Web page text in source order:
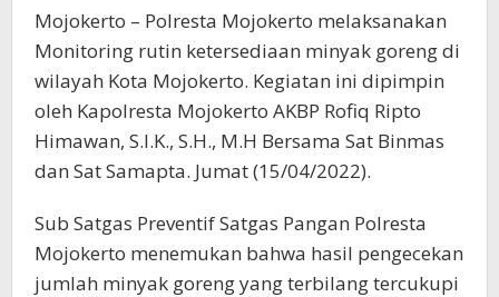
Mojokerto – Polresta Mojokerto melaksanakan
Monitoring rutin ketersediaan minyak goreng di
wilayah Kota Mojokerto. Kegiatan ini dipimpin
oleh Kapolresta Mojokerto AKBP Rofiq Ripto
Himawan, S.I.K., S.H., M.H Bersama Sat Binmas
dan Sat Samapta. Jumat (15/04/2022).
Sub Satgas Preventif Satgas Pangan Polresta
Mojokerto menemukan bahwa hasil pengecekan
jumlah minyak goreng yang terbilang tercukupi